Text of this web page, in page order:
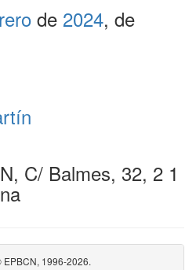
de 2024, de
C/ Balmes, 32, 2 1
1996-2026.